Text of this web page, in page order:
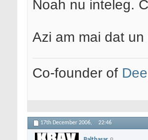
Noah nu inteleg.
Azi am mai dat
Co-founder of
17th December 2006, 22:46